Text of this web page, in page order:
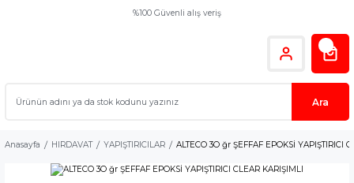
%100 Güvenli alış veriş
Ara
Anasayfa HIRDAVAT YAPIŞTIRICILAR ALTECO 3O ğr ŞEFFAF EPOKSİ YAPIŞTIRICI